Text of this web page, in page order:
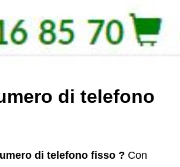
di telefono
di telefono fisso ? Con